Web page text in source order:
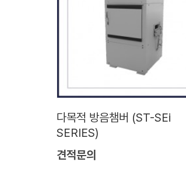
다목적 방음챔버 (ST-SEi
SERIES)
견적문의